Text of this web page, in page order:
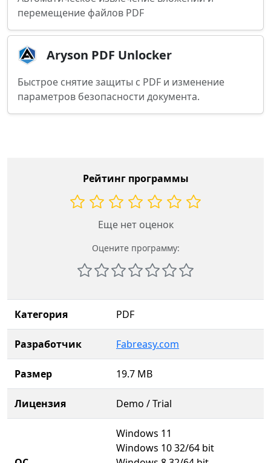
перемещение файлов PDF
Aryson PDF Unlocker
Быстрое снятие защиты с PDF и изменение
параметров безопасности документа.
Рейтинг программы
Еще нет оценок
Оцените программу:
Категория PDF
Разработчик Fabreasy.com
Размер 19.7 MB
Лицензия Demo / Trial
Windows 11
Windows 10 32/64 bit